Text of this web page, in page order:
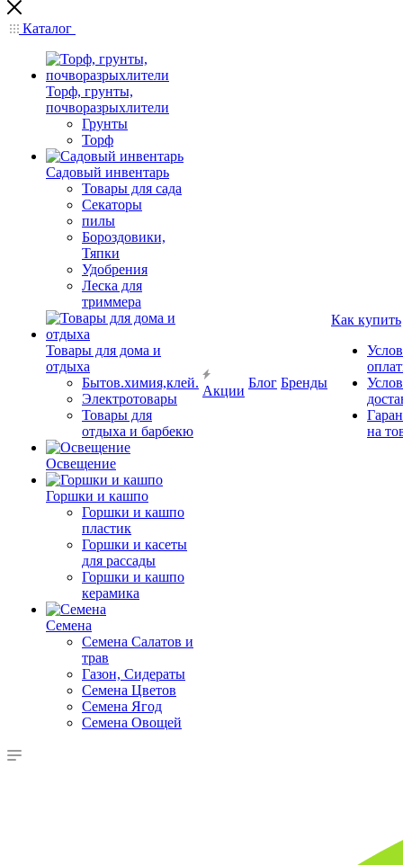
Каталог
Торф, грунты,
почворазрыхлители
Грунты
Торф
Садовый инвентарь
Товары для сада
Секаторы
пилы
Бороздовики,
Тяпки
Удобрения
Леска для
триммера
Товары для дома и
отдыха
Бытов.химия,клей.
Электротовары
Товары для
отдыха и барбекю
Освещение
Горшки и кашпо
Горшки и кашпо
пластик
Горшки и касеты
для рассады
Горшки и кашпо
керамика
Семена
Семена Салатов и
трав
Газон, Сидераты
Семена Цветов
Семена Ягод
Семена Овощей
Акции
Блог Бренды
Как купить
на